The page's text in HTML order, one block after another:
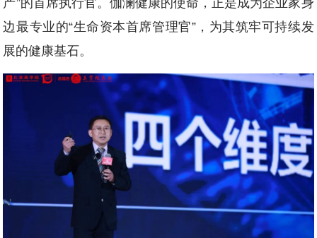
边最专业的“生命资本首席管理官”，为其筑牢可持续发
展的健康基石。